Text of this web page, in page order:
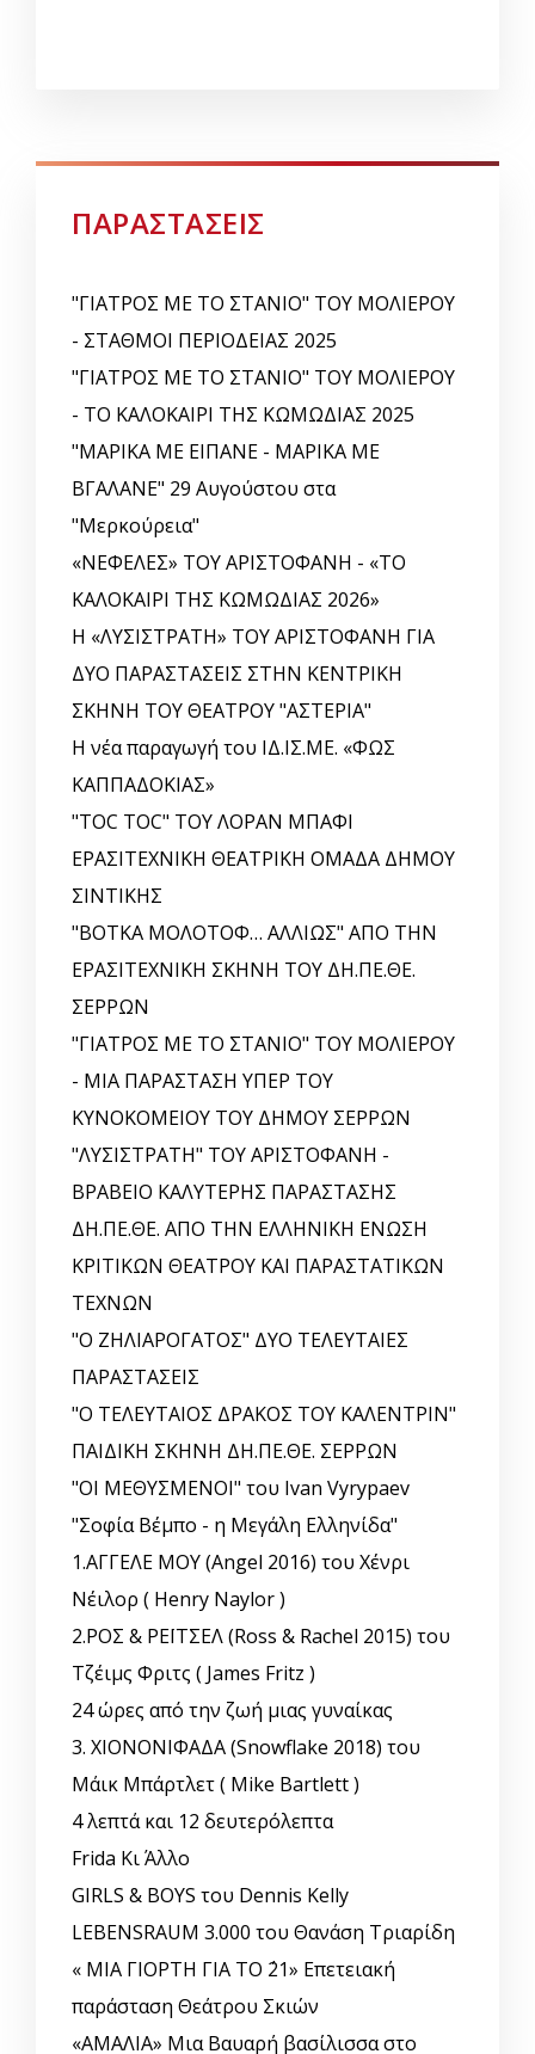
ΠΑΡΑΣΤΑΣΕΙΣ
"ΓΙΑΤΡΟΣ ΜΕ ΤΟ ΣΤΑΝΙΟ" ΤΟΥ ΜΟΛΙΕΡΟΥ
- ΣΤΑΘΜΟΙ ΠΕΡΙΟΔΕΙΑΣ 2025
"ΓΙΑΤΡΟΣ ΜΕ ΤΟ ΣΤΑΝΙΟ" ΤΟΥ ΜΟΛΙΕΡΟΥ
- ΤΟ ΚΑΛΟΚΑΙΡΙ ΤΗΣ ΚΩΜΩΔΙΑΣ 2025
"ΜΑΡΙΚΑ ΜΕ ΕΙΠΑΝΕ - ΜΑΡΙΚΑ ΜΕ
ΒΓΑΛΑΝΕ" 29 Αυγούστου στα
"Μερκούρεια"
«ΝΕΦΕΛΕΣ» ΤΟΥ ΑΡΙΣΤΟΦΑΝΗ - «ΤΟ
ΚΑΛΟΚΑΙΡΙ ΤΗΣ ΚΩΜΩΔΙΑΣ 2026»
Η «ΛΥΣΙΣΤΡΑΤΗ» ΤΟΥ ΑΡΙΣΤΟΦΑΝΗ ΓΙΑ
ΔΥΟ ΠΑΡΑΣΤΑΣΕΙΣ ΣΤΗΝ ΚΕΝΤΡΙΚΗ
ΣΚΗΝΗ ΤΟΥ ΘΕΑΤΡΟΥ "ΑΣΤΕΡΙΑ"
Η νέα παραγωγή του ΙΔ.ΙΣ.ΜΕ. «ΦΩΣ
ΚΑΠΠΑΔΟΚΙΑΣ»
"TOC TOC" ΤΟΥ ΛΟΡΑΝ ΜΠΑΦΙ
ΕΡΑΣΙΤΕΧΝΙΚΗ ΘΕΑΤΡΙΚΗ ΟΜΑΔΑ ΔΗΜΟΥ
ΣΙΝΤΙΚΗΣ
"ΒΟΤΚΑ ΜΟΛΟΤΟΦ… ΑΛΛΙΩΣ" ΑΠΟ ΤΗΝ
ΕΡΑΣΙΤΕΧΝΙΚΗ ΣΚΗΝΗ ΤΟΥ ΔΗ.ΠΕ.ΘΕ.
ΣΕΡΡΩΝ
"ΓΙΑΤΡΟΣ ΜΕ ΤΟ ΣΤΑΝΙΟ" ΤΟΥ ΜΟΛΙΕΡΟΥ
- ΜΙΑ ΠΑΡΑΣΤΑΣΗ ΥΠΕΡ ΤΟΥ
ΚΥΝΟΚΟΜΕΙΟΥ ΤΟΥ ΔΗΜΟΥ ΣΕΡΡΩΝ
"ΛΥΣΙΣΤΡΑΤΗ" ΤΟΥ ΑΡΙΣΤΟΦΑΝΗ -
ΒΡΑΒΕΙΟ ΚΑΛΥΤΕΡΗΣ ΠΑΡΑΣΤΑΣΗΣ
ΔΗ.ΠΕ.ΘΕ. ΑΠΟ ΤΗΝ ΕΛΛΗΝΙΚΗ EΝΩΣΗ
ΚΡΙΤΙΚΩΝ ΘΕΑΤΡΟΥ ΚΑΙ ΠΑΡΑΣΤΑΤΙΚΩΝ
ΤΕΧΝΩΝ
"Ο ΖΗΛΙΑΡΟΓΑΤΟΣ" ΔΥΟ ΤΕΛΕΥΤΑΙΕΣ
ΠΑΡΑΣΤΑΣΕΙΣ
"Ο ΤΕΛΕΥΤΑΙΟΣ ΔΡΑΚΟΣ ΤΟΥ ΚΑΛΕΝΤΡΙΝ"
ΠΑΙΔΙΚΗ ΣΚΗΝΗ ΔΗ.ΠΕ.ΘΕ. ΣΕΡΡΩΝ
"ΟΙ ΜΕΘΥΣΜΕΝΟΙ" του Ivan Vyrypaev
"Σοφία Βέμπο - η Μεγάλη Ελληνίδα"
1.ΑΓΓΕΛΕ ΜΟΥ (Angel 2016) του Χένρι
Νέιλορ ( Henry Naylor )
2.ΡΟΣ & ΡΕΪΤΣΕΛ (Ross & Rachel 2015) του
Τζέιμς Φριτς ( James Fritz )
24 ώρες από την ζωή μιας γυναίκας
3. ΧΙΟΝΟΝΙΦΑΔΑ (Snowflake 2018) του
Μάικ Μπάρτλετ ( Mike Bartlett )
4 λεπτά και 12 δευτερόλεπτα
Frida Κι Άλλο
GIRLS & BOYS του Dennis Kelly
LEBENSRAUM 3.000 του Θανάση Τριαρίδη
« ΜΙΑ ΓΙΟΡΤΗ ΓΙΑ ΤΟ ΄21» Επετειακή
παράσταση Θεάτρου Σκιών
«ΑΜΑΛΙΑ» Μια Βαυαρή βασίλισσα στο